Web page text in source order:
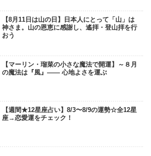
【8月11日は山の日】日本人にとって「山」は
神さま。山の恩恵に感謝し、遙拝・登山拝を行
おう
【マーリン・瑠菜の小さな魔法で開運】～８月
の魔法は『風』―― 心地よさを運ぶ
【週間★12星座占い】8/3〜8/9の運勢☆全12星
座→恋愛運をチェック！